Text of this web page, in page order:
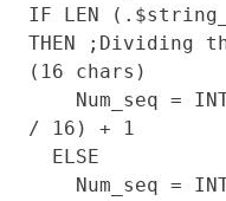
IF LEN
THEN ;Dividing
(16 chars)
/ 16) + 1